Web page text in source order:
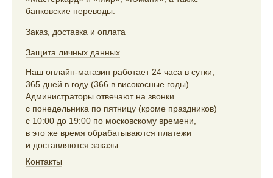
банковские переводы.
Заказ доставка и оплата
Защита личных данных
Наш онлайн-магазин работает 24 часа в сутки,
365 дней в году (366 в високосные годы).
Администраторы отвечают на звонки
с понедельника по пятницу (кроме праздников)
с 10:00 до 19:00 по московскому времени,
в это же время обрабатываются платежи
и доставляются заказы.
Контакты